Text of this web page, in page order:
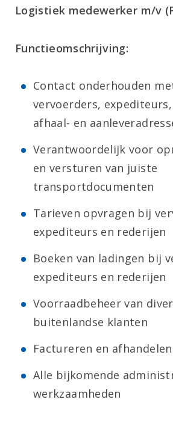
Logistiek medewerker m/v
Functieomschrijving:
Contact onderhouden
vervoerders,
afhaal- en
Verantwoordelijk voor
en versturen van juiste
transportdocumenten
Tarieven opvragen bij
expediteurs en rederijen
Boeken van ladingen bij
expediteurs en rederijen
Voorraadbeheer van
buitenlandse klanten
Factureren en
Alle bijkomende
werkzaamheden